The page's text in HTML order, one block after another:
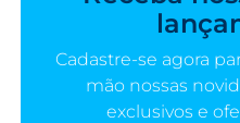
Cadastre-se agora
mão nossas
exclusivos e